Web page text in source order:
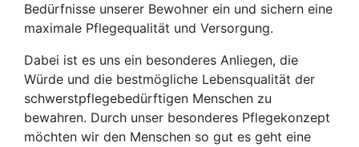
Bedürfnisse unserer Bewohner ein und sichern eine
maximale Pflegequalität und Versorgung.
Dabei ist es uns ein besonderes Anliegen, die
Würde und die bestmögliche Lebensqualität der
schwerstpflegebedürftigen Menschen zu
bewahren. Durch unser besonderes Pflegekonzept
möchten wir den Menschen so gut es geht eine